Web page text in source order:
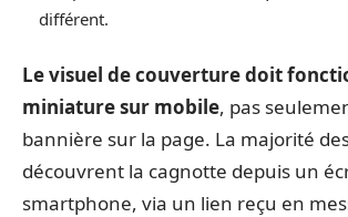
différent.
Le visuel de couverture doit
miniature sur mobile, pas
bannière sur la page. La majorité
découvrent la cagnotte depuis un
smartphone, via un lien reçu en